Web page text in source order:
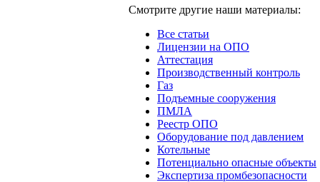
Смотрите другие наши материалы:
Все статьи
Лицензии на ОПО
Аттестация
Производственный контроль
Газ
Подъемные сооружения
ПМЛА
Реестр ОПО
Оборудование под давлением
Котельные
Потенциально опасные объекты
Экспертиза промбезопасности